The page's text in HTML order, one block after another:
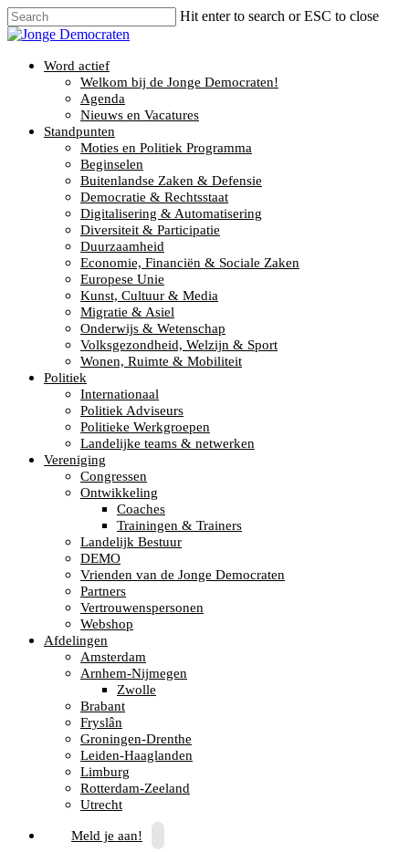
Hit enter to search or ESC to close
Word actief
Welkom bij de Jonge Democraten!
Agenda
Nieuws en Vacatures
Standpunten
Moties en Politiek Programma
Beginselen
Buitenlandse Zaken & Defensie
Democratie & Rechtsstaat
Digitalisering & Automatisering
Diversiteit & Participatie
Duurzaamheid
Economie, Financiën & Sociale Zaken
Europese Unie
Kunst, Cultuur & Media
Migratie & Asiel
Onderwijs & Wetenschap
Volksgezondheid, Welzijn & Sport
Wonen, Ruimte & Mobiliteit
Politiek
Internationaal
Politiek Adviseurs
Politieke Werkgroepen
Landelijke teams & netwerken
Vereniging
Congressen
Ontwikkeling
Coaches
Trainingen & Trainers
Landelijk Bestuur
DEMO
Vrienden van de Jonge Democraten
Partners
Vertrouwenspersonen
Webshop
Afdelingen
Amsterdam
Arnhem-Nijmegen
Zwolle
Brabant
Fryslân
Groningen-Drenthe
Leiden-Haaglanden
Limburg
Rotterdam-Zeeland
Utrecht
Meld je aan!